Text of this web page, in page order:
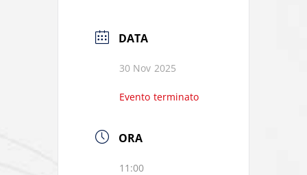
DATA
30 Nov 2025
Evento terminato
ORA
11:00